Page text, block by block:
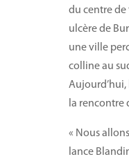
du centre
ulcère de
une ville
colline au
la rencontre
« Nous
lance